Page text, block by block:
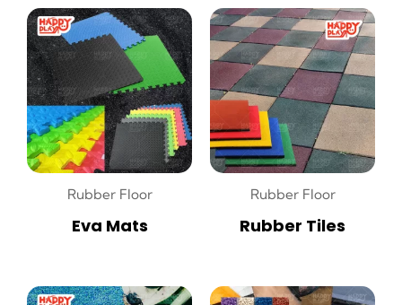
Rubber Floor
Eva Mats
Rubber Floor
Rubber Tiles